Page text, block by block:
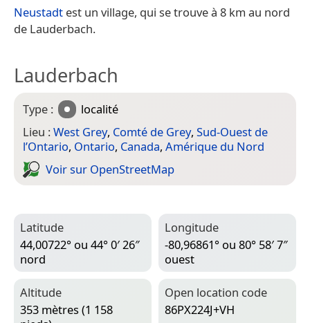
Neustadt est un village, qui se trouve à 8 km au nord
de Lauderbach.
Lauderbach
Type :
localité
Lieu :West Grey, Comté de Grey, Sud-Ouest de
l’Ontario, Ontario, Canada, Amérique du Nord
Voir sur Open­Street­Map
Latitude
44,00722° ou 44° 0′ 26″
nord
Longitude
-80,96861° ou 80° 58′ 7″
ouest
Altitude
353 mètres (1 158
Open location code
86PX224J+VH